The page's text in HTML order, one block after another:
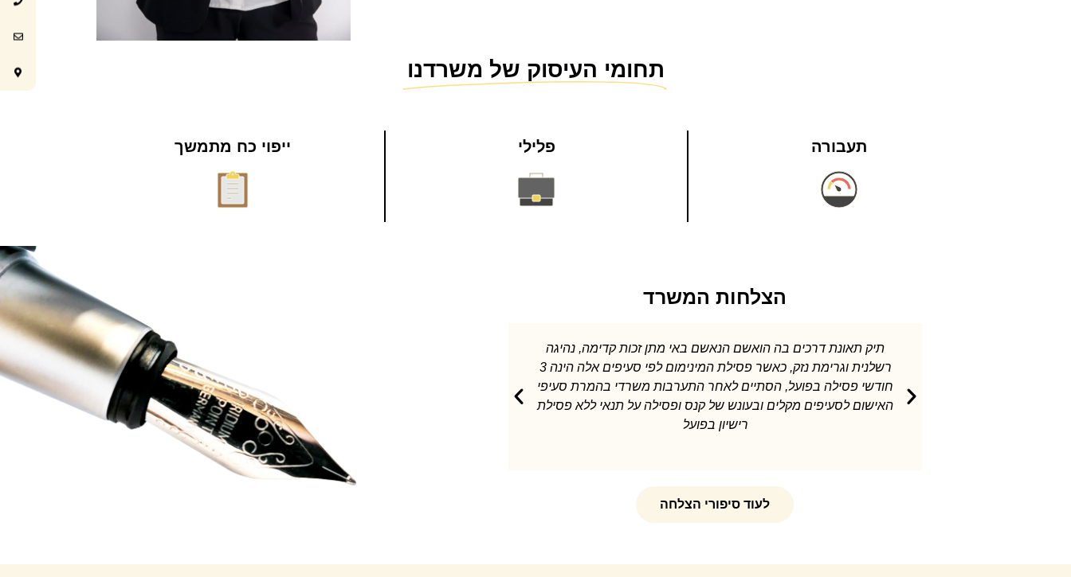
תחומי העיסוק של משרדנו
תעבורה פלילי ייפוי כח מתמשך
הצלחות המשרד
תיק תאונת דרכים בה הואשם הנאשם באי מתן זכות קדימה, נהיגה
רשלנית וגרימת נזק, כאשר פסילת המינימום לפי סעיפים אלה הינה 3
חודשי פסילה בפועל, הסתיים לאחר התערבות משרדי בהמרת סעיפי
האישום לסעיפים מקלים ובעונש של קנס ופסילה על תנאי ללא פסילת
60 יום כולל הפסילה המנהלית , פסילה על תנאי וקנס. מתחם הענישה
בעבירות אלו הינה בין 3-6 חודשי פסילה בפועל לפחות
תיק נהיגה בזמן פסילה שהינו תיק מאוד חמור
מסתיים בחודשי פסילה בפועל ארוכים ולעיתים
שירות הסתיים לאחר התערבות משרדנו ולאחר
התביעה בפסילה בפועל של שישה חודשים, קנס ,
ומאסר על תנאי
לעוד סיפורי הצלחה